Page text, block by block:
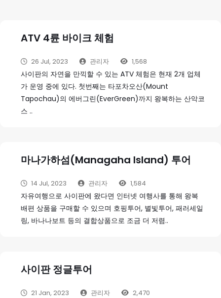
ATV 4륜 바이크 체험
26 Jul, 2023 관리자 1,568
사이판의 자연을 만끽할 수 있는 ATV 체험은 현재 2개 업체
가 운영 중에 있다. 첫번째는 타포차오산(Mount
Tapochau)의 에버그린(EverGreen)까지 왕복하는 산악코
스 ..
마나가하섬(Managaha Island) 투어
14 Jul, 2023 관리자 1,584
자유여행으로 사이판에 왔다면 인터넷 여행사를 통해 왕복
배편 상품을 구매할 수 있으며 호핑투어, 별빛투어, 패러세일
링, 바나나보트 등의 결합상품으로 조금 더 저렴..
사이판 정글투어
21 Jan, 2023 관리자 2,470